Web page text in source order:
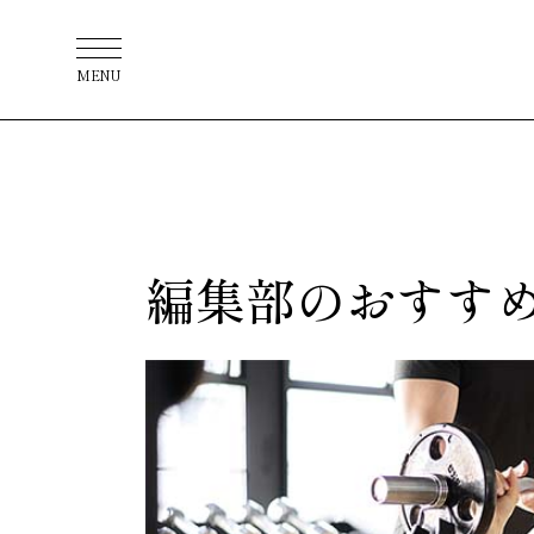
MENU
編集部のおすす